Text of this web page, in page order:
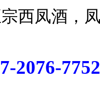
宗西凤酒
2076-7752